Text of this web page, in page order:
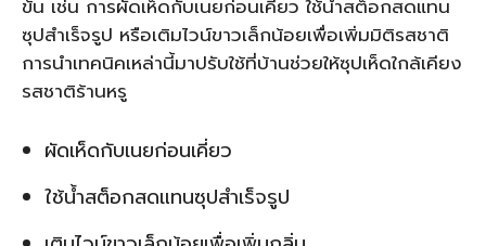
ข้น เช่น การผัดเห็ดกับเนยก่อนเคี่ยว ใช้น้ำสต็อกสดแทน
ซุปสำเร็จรูป หรือเติมไวน์ขาวเล็กน้อยเพื่อเพิ่มมิติรสชาติ
การนำเทคนิคเหล่านี้มาปรับใช้ที่บ้านช่วยให้ซุปเห็ดใกล้เคียง
รสชาติร้านหรู
ผัดเห็ดกับเนยก่อนเคี่ยว
ใช้น้ำสต็อกสดแทนซุปสำเร็จรูป